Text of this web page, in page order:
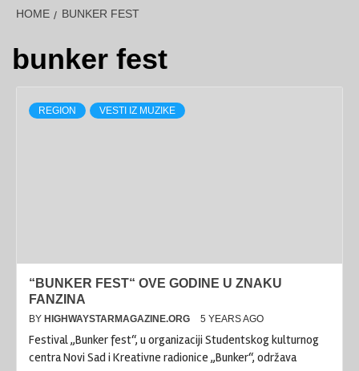
HOME BUNKER FEST
bunker fest
REGION VESTI IZ MUZIKE
“BUNKER FEST“ OVE GODINE U ZNAKU
FANZINA
BY HIGHWAYSTARMAGAZINE.ORG 5 YEARS AGO
Festival „Bunker fest“, u organizaciji Studentskog kulturnog
centra Novi Sad i Kreativne radionice „Bunker“, održava